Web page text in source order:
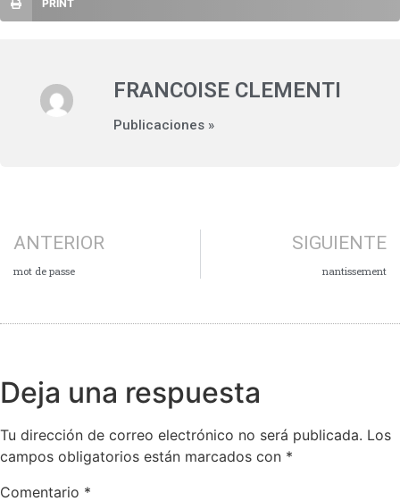
PRINT
FRANCOISE CLEMENTI
Publicaciones »
ANTERIOR
mot de passe
SIGUIENTE
nantissement
Deja una respuesta
Tu dirección de correo electrónico no será publicada. Los
campos obligatorios están marcados con *
Comentario *